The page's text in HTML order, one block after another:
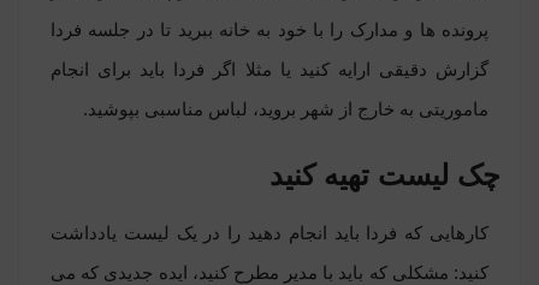
پرونده ها و مدارک را با خود به خانه ببرید تا در جلسه فردا
گزارش دقیقی ارایه کنید یا مثلا اگر فردا باید برای انجام
ماموریتی به خارج از شهر بروید، لباس مناسبی بپوشید.
چک لیست تهیه کنید
کارهایی که فردا باید انجام دهید را در یک لیست یادداشت
کنید: مشکلی که باید با مدیر مطرح کنید، ایده جدیدی که می